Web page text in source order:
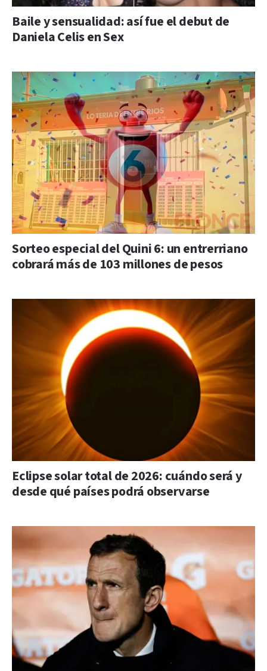
Baile y sensualidad: así fue el debut de
Daniela Celis en Sex
Sorteo especial del Quini 6: un entrerriano
cobrará más de 103 millones de pesos
Eclipse solar total de 2026: cuándo será y
desde qué países podrá observarse